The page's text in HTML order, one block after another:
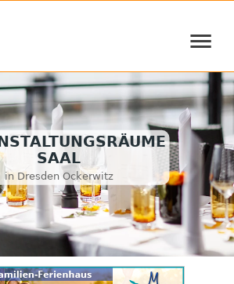
≡
SAAL
in Dresden Ockerwitz